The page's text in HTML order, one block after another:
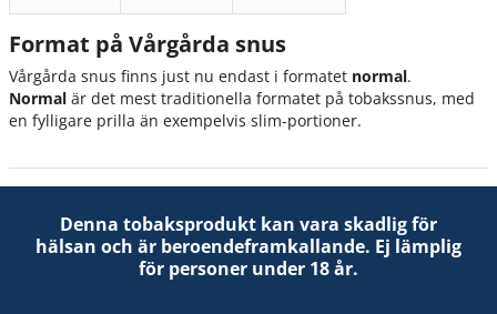
Format på Vårgårda snus
Vårgårda snus finns just nu endast i formatet normal.
Normal är det mest traditionella formatet på tobakssnus, med
en fylligare prilla än exempelvis slim-portioner.
Denna tobaksprodukt kan vara skadlig för
hälsan och är beroendeframkallande. Ej lämplig
för personer under 18 år.